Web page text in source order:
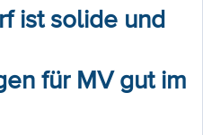
ist solide und
für MV gut im